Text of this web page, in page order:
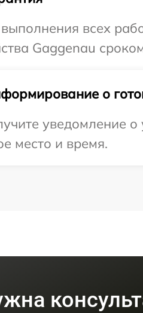
всех
Gaggenau
о
уведомление о
место и время.